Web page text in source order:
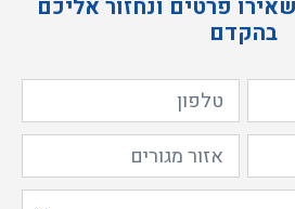
פרטים ונחזור אליכם
בהקדם